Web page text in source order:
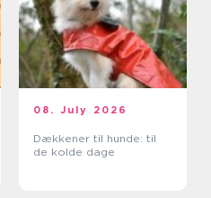
08. July 2026
Dækkener til hunde: til
de kolde dage